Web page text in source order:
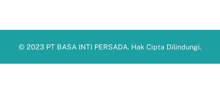
© 2023 PT BASA INTI PERSADA. Hak Cipta Dilindungi.